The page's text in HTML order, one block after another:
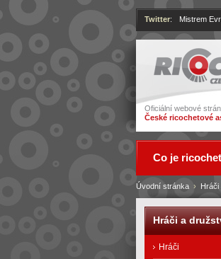
Ricochet
Oficiální webové
České ricochetové
Twitter: Mistrem
Úvodní stránka › Hráči
Co je ricochet
Hráči a
Hráči